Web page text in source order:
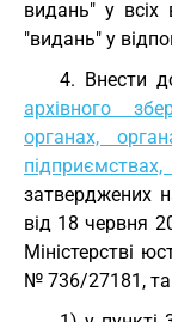
видань" у всіх
"видань" у
4. Внести
архівного
органах,
затверджених
від 18 червня
Міністерстві
№ 736/27181,